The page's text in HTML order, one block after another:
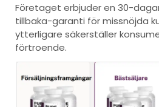
Företaget erbjuder en 30-
tillbaka-garanti för missnöjda
ytterligare säkerställer
förtroende.